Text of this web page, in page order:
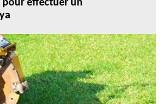
effectuer un